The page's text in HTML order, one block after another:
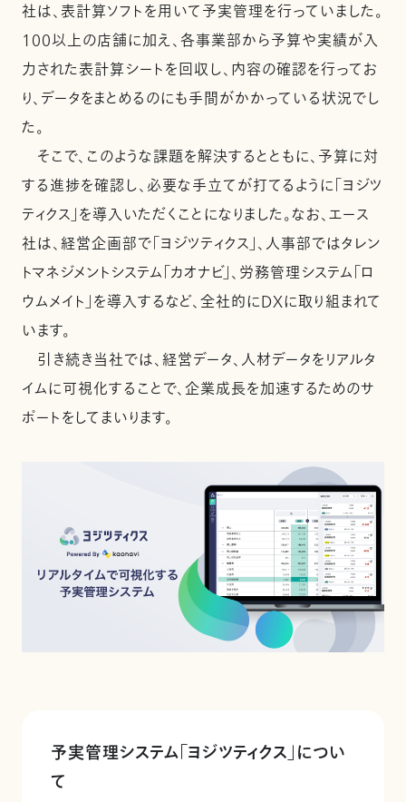
社は、表計算ソフトを用いて予実管理を行っていました。
100以上の店舗に加え、各事業部から予算や実績が入
力された表計算シートを回収し、内容の確認を行ってお
り、データをまとめるのにも手間がかかっている状況でし
た。
そこで、このような課題を解決するとともに、予算に対
する進捗を確認し、必要な手立てが打てるように「ヨジツ
ティクス」を導入いただくことになりました。なお、エース
社は、経営企画部で「ヨジツティクス」、人事部ではタレン
トマネジメントシステム「カオナビ」、労務管理システム「ロ
ウムメイト」を導入するなど、全社的にDXに取り組まれて
います。
引き続き当社では、経営データ、人材データをリアルタ
イムに可視化することで、企業成長を加速するためのサ
ポートをしてまいります。
予実管理システム「ヨジツティクス」につい
て